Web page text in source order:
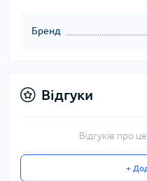
Бренд
Відгуки
Відгуків про
+